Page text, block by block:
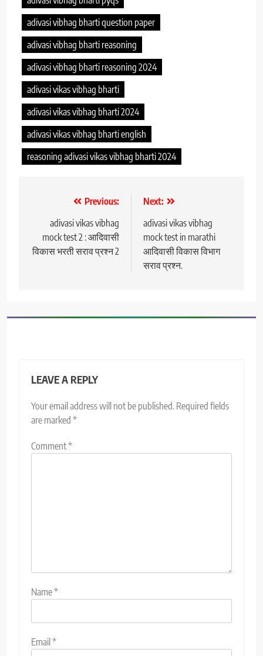
adivasi vibhag bharti question paper
adivasi vibhag bharti reasoning
adivasi vibhag bharti reasoning 2024
adivasi vikas vibhag bharti
adivasi vikas vibhag bharti 2024
adivasi vikas vibhag bharti english
reasoning adivasi vikas vibhag bharti 2024
navigation
Previous:
adivasi vikas vibhag
mock test 2 : आदिवासी
विकास भरती सराव प्रश्न 2
Next:
adivasi vikas vibhag
mock test in marathi
आदिवासी विकास विभाग
सराव प्रश्न.
LEAVE A REPLY
Your email address will not be published. Required fields
are marked *
Comment*
Name*
Email*